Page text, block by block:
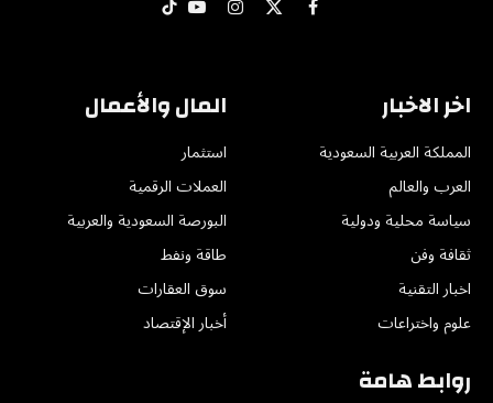
فيسبوك
X الانستغراميوتيوبتيكتوك
اخر الاخبار
المملكة العربية السعودية
العرب والعالم
سياسة محلية ودولية
ثقافة وفن
اخبار التقنية
علوم واختراعات
المال والأعمال
استثمار
العملات الرقمية
البورصة السعودية والعربية
طاقة ونفط
سوق العقارات
أخبار الإقتصاد
روابط هامة